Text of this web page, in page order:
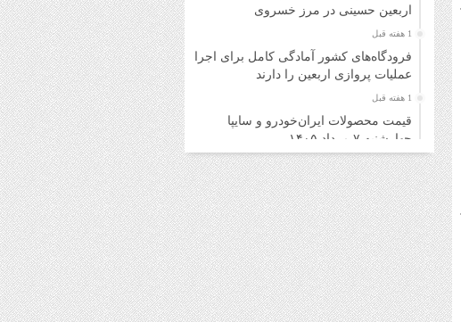
اربعین حسینی در مرز خسروی
1 هفته قبل
فرودگاه‌های کشور آمادگی کامل برای اجرای
عملیات پروازی اربعین را دارند
1 هفته قبل
قیمت محصولات ایران‌خودرو و سایپا
چهارشنبه ۷ مرداد ۱۴۰۵
1 هفته قبل
قیمت محصولات ایران‌خودرو و سایپا
سه‌شنبه ۶ مرداد ۱۴۰۵
1 هفته قبل
خرید اینترنتی بلیت اتوبوس برای برگشت
زائران امکان‌پذیر شد
1 هفته قبل
قیمت روز محصولات ایران‌خودرو و سایپا